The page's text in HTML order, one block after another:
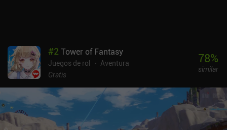
#2 Tower of Fantasy
Juegos de rol
Aventura
Gratis
78%
similar